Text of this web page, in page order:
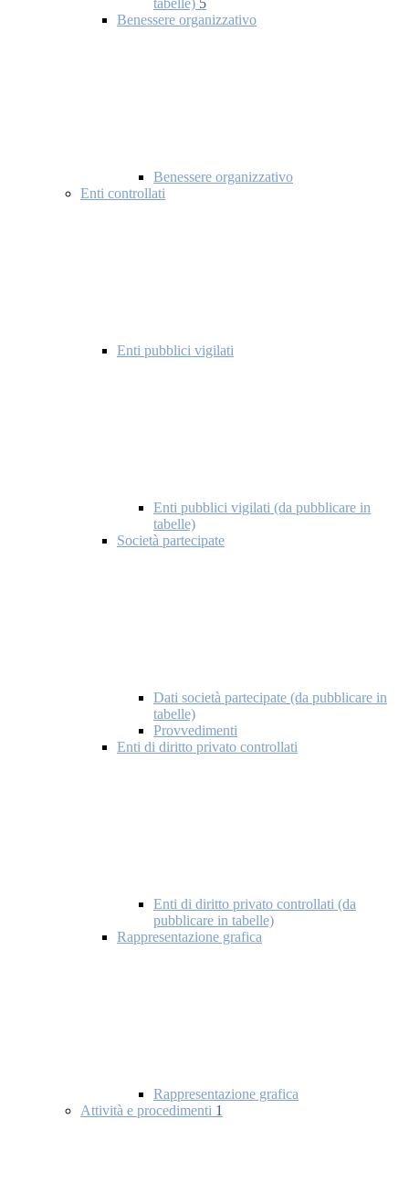
tabelle) 5
Benessere organizzativo
Benessere organizzativo
Enti controllati
Enti pubblici vigilati
Enti pubblici vigilati (da pubblicare in
tabelle)
Società partecipate
Dati società partecipate (da pubblicare in
tabelle)
Provvedimenti
Enti di diritto privato controllati
Enti di diritto privato controllati (da
pubblicare in tabelle)
Rappresentazione grafica
Rappresentazione grafica
Attività e procedimenti 1